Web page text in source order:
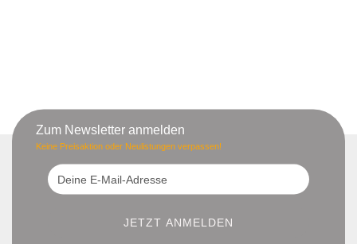
Zum Newsletter anmelden
Keine Preisaktion oder Neulistungen verpassen!